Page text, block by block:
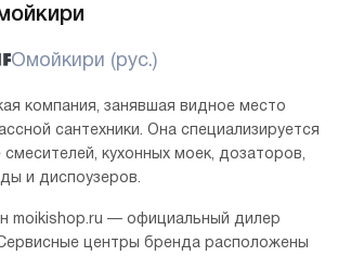
Омойкири (рус.)
компания, занявшая видное место
сантехники. Она специализируется
кухонных моек, дозаторов,
и диспоузеров.
moikishop.ru — официальный дилер
центры бренда расположены